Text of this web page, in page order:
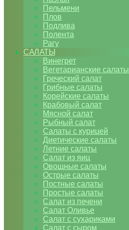
Пельмени
Плов
Подлива
Полента
Рагу
САЛАТЫ
Винегрет
Вегетарианские салаты
Греческий салат
Грибные салаты
Корейские салаты
Крабовый салат
Мясной салат
Рыбный салат
Салаты с курицей
Диетические салаты
Летние салаты
Салат из яиц
Овощные салаты
Острые салаты
Постные салаты
Простые салаты
Салат из печени
Салат Оливье
Салат с сухариками
Салат с сыром